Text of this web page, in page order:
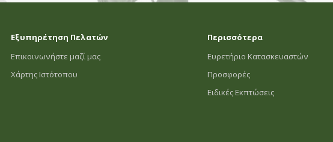
Εξυπηρέτηση Πελατών
Επικοινωνήστε μαζί μας
Χάρτης Ιστότοπου
Περισσότερα
Ευρετήριο Κατασκευαστών
Προσφορές
Ειδικές Εκπτώσεις